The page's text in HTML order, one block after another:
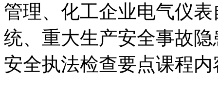
管理、化工企业电气仪
统、重大生产安全事故
安全执法检查要点课程